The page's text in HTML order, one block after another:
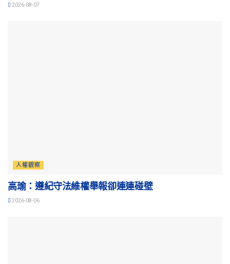
2026-08-07
人權觀察
高瑜：遵紀守法維權舉報卻連連碰壁
2026-08-06